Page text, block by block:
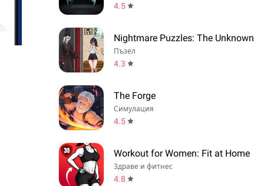
4.5
Nightmare Puzzles: The Unknown
Пъзел
4.3
The Forge
Симулация
4.5
Workout for Women: Fit at Home
Здраве и фитнес
4.8